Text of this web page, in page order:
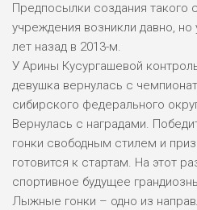
Протоколы соревнований
Наблюдательный совет
Профилактика
несовершеннолетних в АУ
Арина Кусургашева вторая
Предпосылки создания такого
учреждения возникли давно, но
лет назад в 2013-м.
У Арины Кусургашевой
девушка вернулась с
сибирского федерального
Вернулась с наградами.
гонки свободным стилем и
готовится к стартам. На этот
спортивное будущеe
Лыжные гонки – одно из